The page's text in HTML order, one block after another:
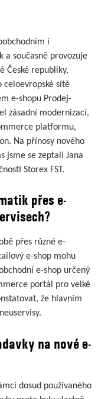
i
současně provozuje
České republiky,
celoevropské sítě
e-shopu Prodej-
zásadní modernizací,
platformu,
Na přínosy nového
jsme se zeptali Jana
Storex FST.
přes e-
přes různé e-
e-shop mohu
e-shop určený
portál pro velké
že hlavním
na nové e-
dosud používaného